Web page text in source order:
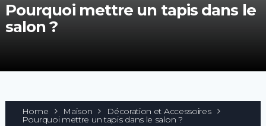
Pourquoi mettre un tapis dans le
salon ?
Home Maison Décoration et Accessoires
Pourquoi mettre un tapis dans le salon ?